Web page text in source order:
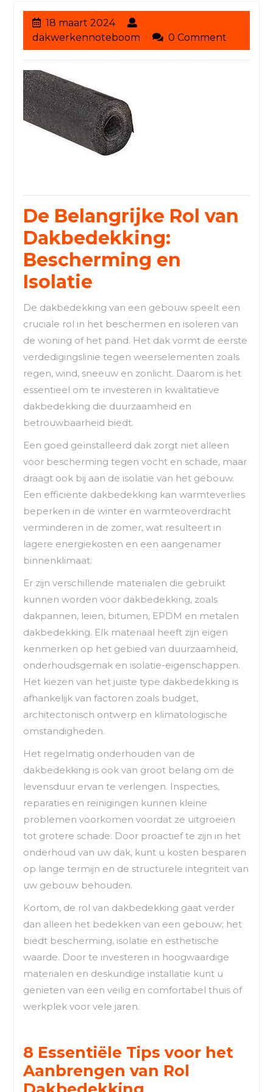
18 maart 202418
maart
2024
dakwerkennoteboom dakwerkennoteboom
0 Comment
De Belangrijke Rol van
Dakbedekking:
Bescherming en
Isolatie
De dakbedekking van een gebouw speelt een
cruciale rol in het beschermen en isoleren van
de woning of het pand. Het dak vormt de eerste
verdedigingslinie tegen weerselementen zoals
regen, wind, sneeuw en zonlicht. Daarom is het
essentieel om te investeren in kwalitatieve
dakbedekking die duurzaamheid en
betrouwbaarheid biedt.
Een goed geïnstalleerd dak zorgt niet alleen
voor bescherming tegen vocht en schade, maar
draagt ook bij aan de isolatie van het gebouw.
Een efficiënte dakbedekking kan warmteverlies
beperken in de winter en warmteoverdracht
verminderen in de zomer, wat resulteert in
lagere energiekosten en een aangenamer
binnenklimaat.
Er zijn verschillende materialen die gebruikt
kunnen worden voor dakbedekking, zoals
dakpannen, leien, bitumen, EPDM en metalen
dakbedekking. Elk materiaal heeft zijn eigen
kenmerken op het gebied van duurzaamheid,
onderhoudsgemak en isolatie-eigenschappen.
Het kiezen van het juiste type dakbedekking is
afhankelijk van factoren zoals budget,
architectonisch ontwerp en klimatologische
omstandigheden.
Het regelmatig onderhouden van de
dakbedekking is ook van groot belang om de
levensduur ervan te verlengen. Inspecties,
reparaties en reinigingen kunnen kleine
problemen voorkomen voordat ze uitgroeien
tot grotere schade. Door proactief te zijn in het
onderhoud van uw dak, kunt u kosten besparen
op lange termijn en de structurele integriteit van
uw gebouw behouden.
Kortom, de rol van dakbedekking gaat verder
dan alleen het bedekken van een gebouw; het
biedt bescherming, isolatie en esthetische
waarde. Door te investeren in hoogwaardige
materialen en deskundige installatie kunt u
genieten van een veilig en comfortabel thuis of
werkplek voor vele jaren.
8 Essentiële Tips voor het
Aanbrengen van Rol